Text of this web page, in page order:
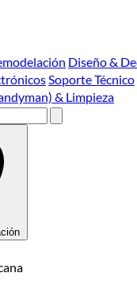
Diseño &
Soporte Técnico
& Limpieza